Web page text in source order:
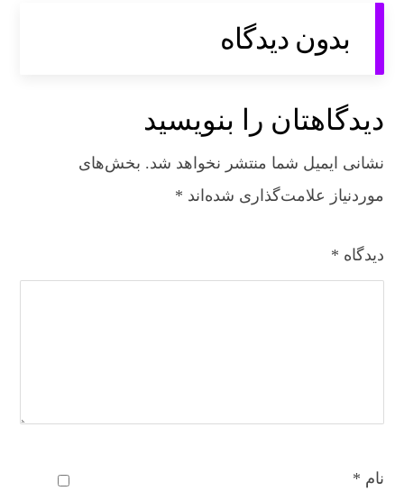
بدون دیدگاه
دیدگاهتان را بنویسید
نشانی ایمیل شما منتشر نخواهد شد. بخش‌های
موردنیاز علامت‌گذاری شده‌اند *
دیدگاه *
نام *